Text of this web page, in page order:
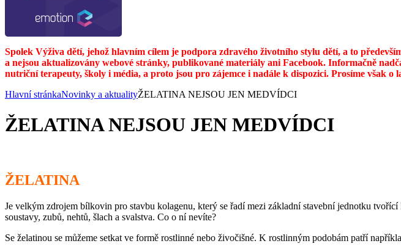
Spolek Výživa dětí, jehož hlavním cílem je podpora zdravého životního stylu dětí, a to
a nejsou aktualizovány webové stránky, publikované materiály ani Facebook. Informačně
nutriční terapeuty, školy i média, a proto jsou pro zájemce i nadále k dispozici. Prosíme však o
Hlavní stránkaNovinky a aktualityŽELATINA NEJSOU JEN MEDVÍDCI
ŽELATINA NEJSOU JEN MEDVÍDCI
ŽELATINA
Je velkým zdrojem bílkovin pro stavbu kolagenu, který se řadí mezi základní stavební jednotku
soustavy, zubů, nehtů, šlach a svalstva. Co o ní nevíte?
Se želatinou se můžeme setkat ve formě rostlinné nebo živočišné. K rostlinným podobám patří